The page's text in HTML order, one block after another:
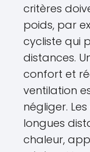
critères
poids, par
cycliste qui
distances.
confort et
ventilation
négliger.
longues
chaleur,